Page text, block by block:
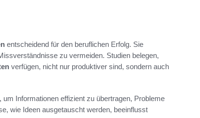
entscheidend für den beruflichen Erfolg. Sie
zu vermeiden. Studien belegen,
verfügen, nicht nur produktiver sind, sondern auch
Informationen effizient zu übertragen, Probleme
wie Ideen ausgetauscht werden, beeinflusst